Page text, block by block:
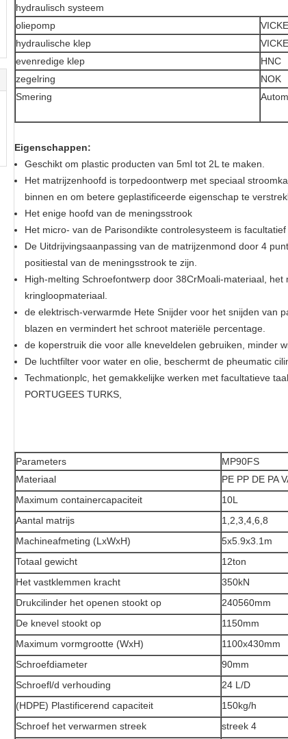
hydraulisch systeem
oliepomp
hydraulische klep
evenredige klep
HNC
zegelring
NOK
Smering
Eigenschappen:
Geschikt om plastic producten van 5ml tot 2L te maken.
Het matrijzenhoofd is torpedoontwerp met speciaal
binnen en om betere geplastificeerde eigenschap te
Het enige hoofd van de meningsstrook
Het micro- van de Parisondikte controlesysteem is
De Uitdrijvingsaanpassing van de matrijzenmond door 4
positiestal van de meningsstrook te zijn.
High-melting Schroefontwerp door 38CrMoali-materiaal,
kringloopmateriaal.
de elektrisch-verwarmde Hete Snijder voor het snijden van
blazen en vermindert het schroot materiële percentage.
de koperstruik die voor alle kneveldelen gebruiken, minder
De luchtfilter voor water en olie, beschermt de pheumatic
Techmationplc, het gemakkelijke werken met facultatieve
PORTUGEES TURKS,
Parameters
MP90FS
Materiaal
PE PP DE PA
Maximum containercapaciteit
10L
Aantal matrijs
1,2,3,4,6,8
Machineafmeting (LxWxH)
5x5.9x3.1m
Totaal gewicht
12ton
Het vastklemmen kracht
350kN
Drukcilinder het openen stookt op
240560mm
De knevel stookt op
1150mm
Maximum vormgrootte (WxH)
1100x430mm
Schroefdiameter
90mm
Schroefl/d verhouding
24 L/D
(HDPE) Plastificerend capaciteit
150kg/h
Schroef het verwarmen streek
streek 4